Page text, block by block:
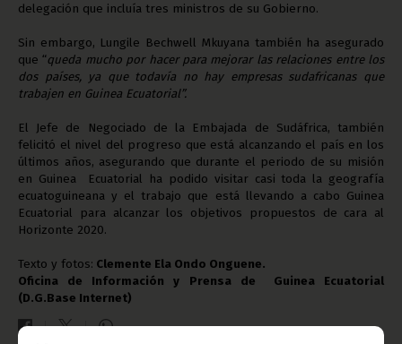
delegación que incluía tres ministros de su Gobierno.
Sin embargo, Lungile Bechwell Mkuyana también ha asegurado
que “queda mucho por hacer para mejorar las relaciones entre los
dos países, ya que todavía no hay empresas sudafricanas que
trabajen en Guinea Ecuatorial”.
El Jefe de Negociado de la Embajada de Sudáfrica, también
felicitó el nivel del progreso que está alcanzando el país en los
últimos años, asegurando que durante el periodo de su misión
en Guinea Ecuatorial ha podido visitar casi toda la geografía
ecuatoguineana y el trabajo que está llevando a cabo Guinea
Ecuatorial para alcanzar los objetivos propuestos de cara al
Horizonte 2020.
Texto y fotos: Clemente Ela Ondo Onguene.
Oficina de Información y Prensa de Guinea Ecuatorial
(D.G.Base Internet)